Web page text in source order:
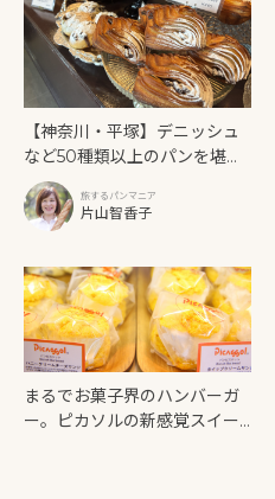
【神奈川・平塚】デニッシュ
など50種類以上のパンを堪能
できる「PAIN BON CORNE
T（パンボンコルネ）」
旅するパンマニア
片山智香子
まるでお菓子界のハンバーガ
ー。ピカソルの新感覚スイー